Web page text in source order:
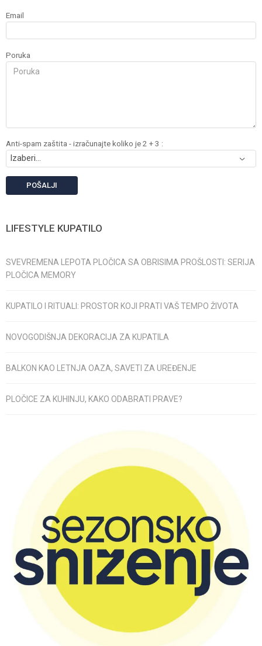
Email
Poruka
Anti-spam zaštita - izračunajte koliko je 2 + 3 :
POŠALJI
LIFESTYLE KUPATILO
SVEVREMENA LEPOTA PLOČICA SA OBRISIMA PROŠLOSTI: SERIJA
PLOČICA MEMORY
KUPATILO I RITUALI: PROSTOR KOJI PRATI VAŠ TEMPO ŽIVOTA
NOVOGODIŠNJA DEKORACIJA ZA KUPATILA
BALKON KAO LETNJA OAZA, SAVETI ZA UREĐENJE
PLOČICE ZA KUHINJU, KAKO ODABRATI PRAVE?